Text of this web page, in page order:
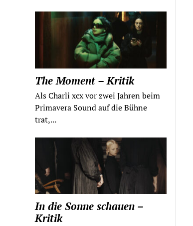
The Moment – Kritik
Als Charli xcx vor zwei Jahren beim
Primavera Sound auf die Bühne
trat,...
In die Sonne schauen –
Kritik